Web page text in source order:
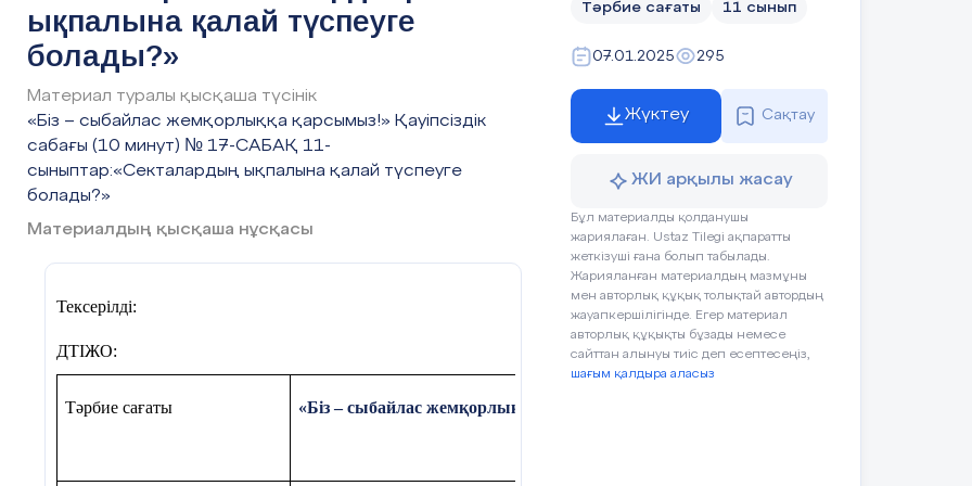
Деструктивті культтерге
асырылады:
- Әлеуметтік желілер ең
жолы.
- Спортпен айналысатын
үйлері және мүгедектерге
қолжетімді.
екталардың
ықпалына
болады?»
Қауіпсіздік
түспеуге
сілтеме:
ықпалына қалай түспеуге
болады?»
Материал туралы қысқаша түсінік
«Біз – сыбайлас жемқорлыққа қарсымыз!» Қауіпсіздік
сабағы (10 минут) № 17-САБАҚ 11-
сыныптар:«Секталардың ықпалына қалай түспеуге
болады?»
Материалдың қысқаша нұсқасы
Тексерілді:
ДТІЖО:
Тәрбие сағаты «Біз – сыбайлас жемқорлыққа қарсымыз!»
Тәрбие сағаты 11 сынып
07.01.2025 295
Жүктеу Сақтау
ЖИ арқылы жасау
Бұл материалды қолданушы
жариялаған. Ustaz Tilegi ақпаратты
жеткізуші ғана болып табылады.
Жарияланған материалдың мазмұны
мен авторлық құқық толықтай автордың
жауапкершілігінде. Егер материал
авторлық құқықты бұзады немесе
сайттан алынуы тиіс деп есептесеңіз,
шағым қалдыра аласыз